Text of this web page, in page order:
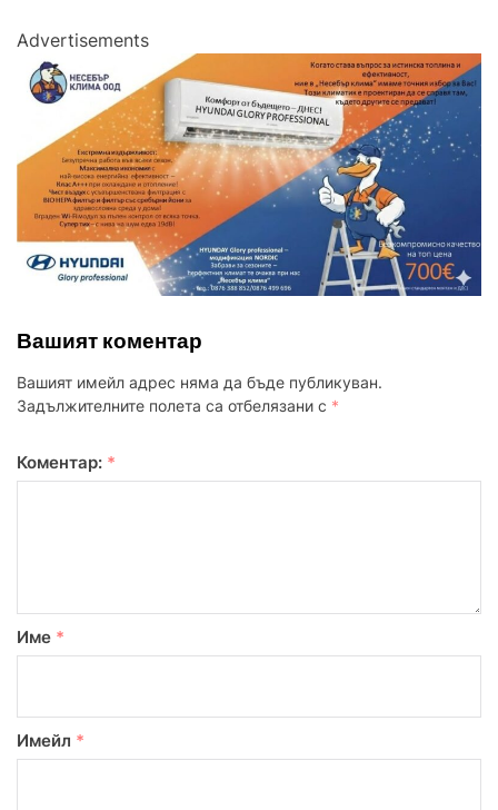
Advertisements
Вашият коментар
Вашият имейл адрес няма да бъде публикуван.
Задължителните полета са отбелязани с *
Коментар: *
Име *
Имейл *